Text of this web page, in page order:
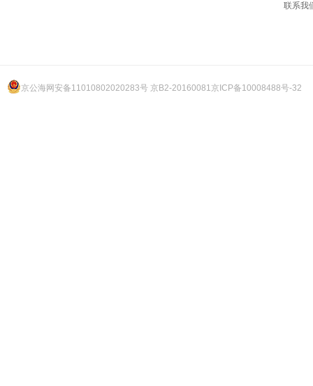
联系我
京公海网安备11010802020283号 京B2-20160081京ICP备10008488号-32